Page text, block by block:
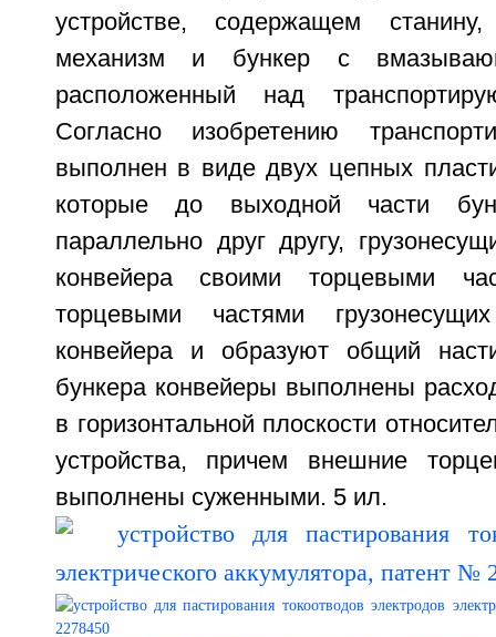
устройстве, содержащем станину,
механизм и бункер с
расположенный над
Согласно изобретению
выполнен в виде двух цепных
которые до выходной части
параллельно друг другу,
конвейера своими торцевыми
торцевыми частями
конвейера и образуют общий
бункера конвейеры выполнены
в горизонтальной плоскости
устройства, причем внешние
выполнены суженными. 5 ил.